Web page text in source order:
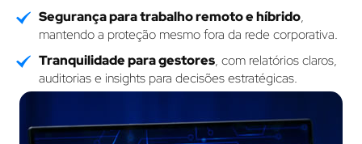
Segurança para trabalho remoto e híbrido,
mantendo a proteção mesmo fora da rede corporativa.
Tranquilidade para gestores, com relatórios claros,
auditorias e insights para decisões estratégicas.